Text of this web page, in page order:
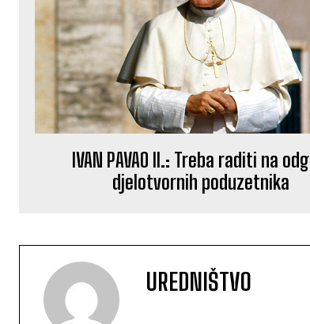
IVAN PAVAO II.: Treba raditi na
djelotvornih poduzetnika
UREDNIŠTVO